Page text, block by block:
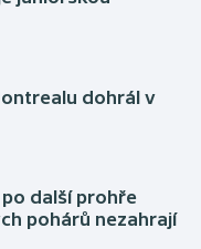
dohrál v
další prohře
pohárů nezahrají